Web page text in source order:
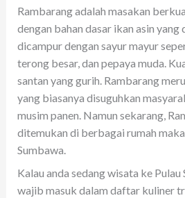
Rambarang adalah masakan
dengan bahan dasar ikan asin
dicampur dengan sayur mayur
terong besar, dan pepaya muda.
santan yang gurih. Rambarang
yang biasanya disuguhkan
musim panen. Namun sekarang,
ditemukan di berbagai rumah
Sumbawa.
Kalau anda sedang wisata ke
wajib masuk dalam daftar kuliner